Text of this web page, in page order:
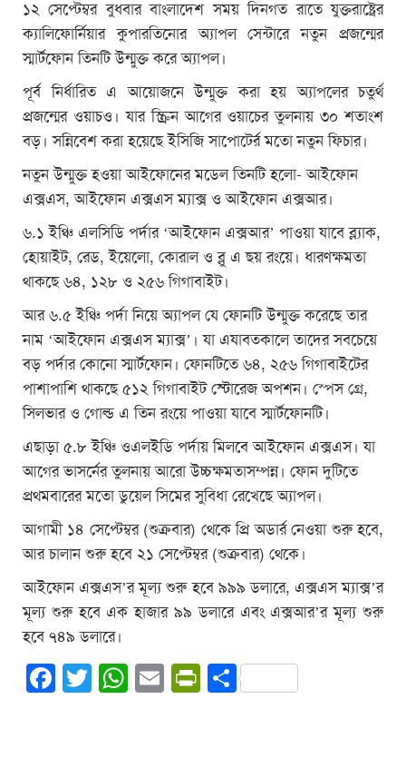
১২ সেপ্টেম্বর বুধবার বাংলাদেশ সময় দিনগত রাতে যুক্তরাষ্ট্রের
ক্যালিফোর্নিয়ার কুপারতিনোর অ্যাপল সেন্টারে নতুন প্রজন্মের
স্মার্টফোন তিনটি উন্মুক্ত করে অ্যাপল।
পূর্ব নির্ধারিত এ আয়োজনে উন্মুক্ত করা হয় অ্যাপলের চতুর্থ
প্রজন্মের ওয়াচও। যার স্ক্রিন আগের ওয়াচের তুলনায় ৩০ শতাংশ
বড়। সন্নিবেশ করা হয়েছে ইসিজি সাপোটের্র মতো নতুন ফিচার।
নতুন উন্মুক্ত হওয়া আইফোনের মডেল তিনটি হলো- আইফোন
এক্সএস, আইফোন এক্সএস ম্যাক্স ও আইফোন এক্সআর।
৬.১ ইঞ্চি এলসিডি পর্দার ‘আইফোন এক্সআর’ পাওয়া যাবে ব্ল্যাক,
হোয়াইট, রেড, ইয়েলো, কোরাল ও ব্লু এ ছয় রংয়ে। ধারণক্ষমতা
থাকছে ৬৪, ১২৮ ও ২৫৬ গিগাবাইট।
আর ৬.৫ ইঞ্চি পর্দা নিয়ে অ্যাপল যে ফোনটি উন্মুক্ত করেছে তার
নাম ‘আইফোন এক্সএস ম্যাক্স’। যা এযাবতকালে তাদের সবচেয়ে
বড় পর্দার কোনো স্মার্টফোন। ফোনটিতে ৬৪, ২৫৬ গিগাবাইটের
পাশাপাশি থাকছে ৫১২ গিগাবাইট স্টোরেজ অপশন। স্পেস গ্রে,
সিলভার ও গোল্ড এ তিন রংয়ে পাওয়া যাবে স্মার্টফোনটি।
এছাড়া ৫.৮ ইঞ্চি ওএলইডি পর্দায় মিলবে আইফোন এক্সএস। যা
আগের ভাসর্নের তুলনায় আরো উচ্চক্ষমতাসম্পন্ন। ফোন দুটিতে
প্রথমবারের মতো ডুয়েল সিমের সুবিধা রেখেছে অ্যাপল।
আগামী ১৪ সেপ্টেম্বর (শুক্রবার) থেকে প্রি অডার্র নেওয়া শুরু হবে,
আর চালান শুরু হবে ২১ সেপ্টেম্বর (শুক্রবার) থেকে।
আইফোন এক্সএস’র মূল্য শুরু হবে ৯৯৯ ডলারে, এক্সএস ম্যাক্স’র
মূল্য শুরু হবে এক হাজার ৯৯ ডলারে এবং এক্সআর’র মূল্য শুরু
হবে ৭৪৯ ডলারে।
Facebook
Twitter
WhatsApp
EmailPrintFriendly
Share